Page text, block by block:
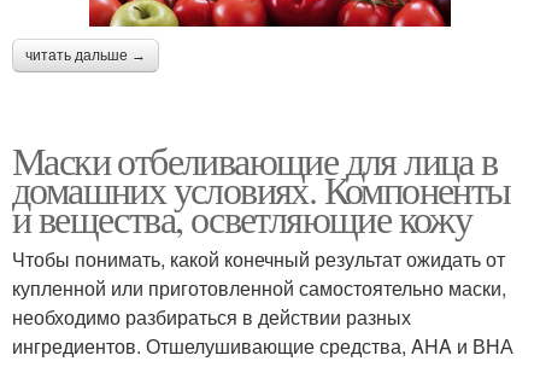
читать дальше →
Маски отбеливающие для лица в
домашних условиях. Компоненты
и вещества, осветляющие кожу
Чтобы понимать, какой конечный результат ожидать от
купленной или приготовленной самостоятельно маски,
необходимо разбираться в действии разных
ингредиентов. Отшелушивающие средства, AHA и ВНА